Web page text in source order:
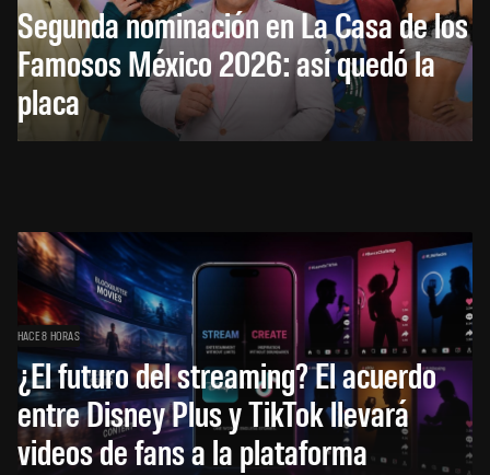
Segunda nominación en La Casa de los
Famosos México 2026: así quedó la
placa
HACE 8 HORAS
¿El futuro del streaming? El acuerdo
entre Disney Plus y TikTok llevará
videos de fans a la plataforma